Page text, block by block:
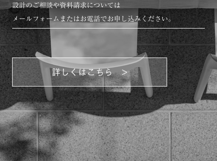
設計のご相談や資料請求については
メールフォームまたはお電話でお申し込みください。
詳しくはこちら >